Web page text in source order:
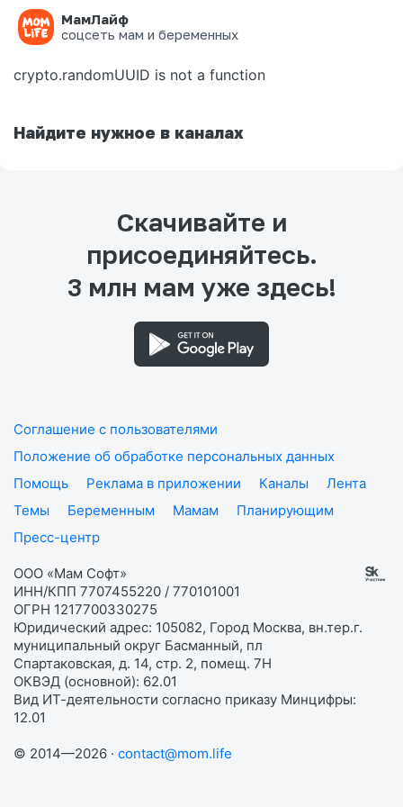
МамЛайф
соцсеть мам и беременных
Ошибка на странице
crypto.randomUUID is not a function
Найдите нужное в каналах
Скачивайте и
присоединяйтесь.
3 млн мам уже здесь!
Соглашение с пользователями
Положение об обработке персональных данных
Помощь
Реклама в приложении Каналы
Лента
Темы
Беременным Мамам
Планирующим
Пресс-центр
ООО «Мам Софт»
ИНН/КПП 7707455220 / 770101001
ОГРН 1217700330275
Юридический адрес: 105082, Город Москва, вн.тер.г.
муниципальный округ Басманный, пл
Спартаковская, д. 14, стр. 2, помещ. 7Н
ОКВЭД (основной): 62.01
Вид ИТ-деятельности согласно приказу Минцифры:
12.01
© 2014—2026 · contact@mom.life